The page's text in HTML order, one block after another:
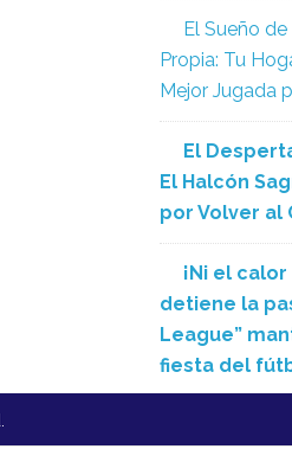
El Sueño
Propia: Tu
Mejor Jugada
El
El Halcón
por Volver al
¡Ni el
detiene la
League”
fiesta del